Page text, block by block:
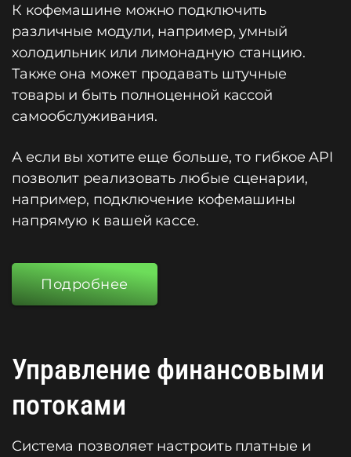
К кофемашине можно подключить
различные модули, например, умный
холодильник или лимонадную станцию.
Также она может продавать штучные
товары и быть полноценной кассой
самообслуживания.
А если вы хотите еще больше, то гибкое API
позволит реализовать любые сценарии,
например, подключение кофемашины
напрямую к вашей кассе.
Подробнее
Управление финансовыми
потоками
Система позволяет настроить платные и